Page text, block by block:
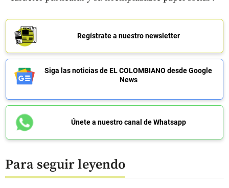
Regístrate a nuestro newsletter
Siga las noticias de EL COLOMBIANO desde Google
News
Únete a nuestro canal de Whatsapp
Para seguir leyendo